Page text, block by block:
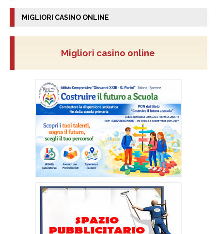
MIGLIORI CASINO ONLINE
Migliori casino online